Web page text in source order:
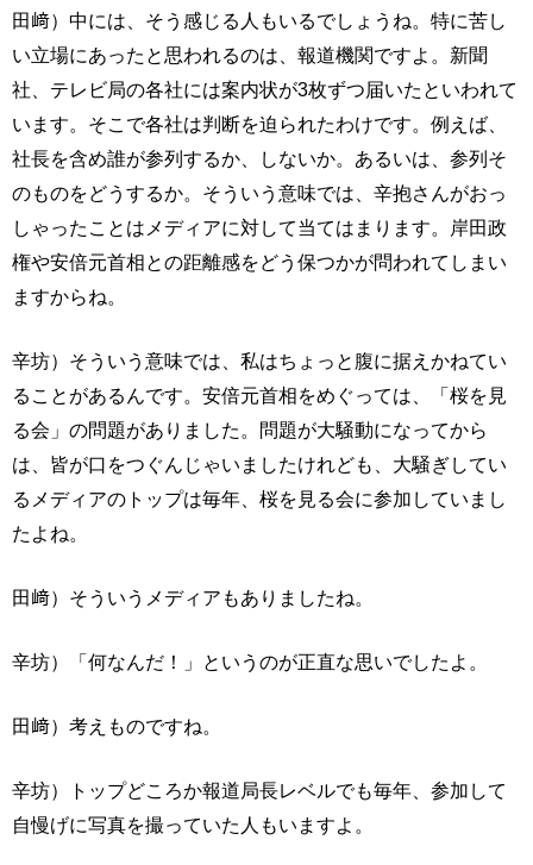
田﨑）中には、そう感じる人もいるでしょうね。特に苦し
い立場にあったと思われるのは、報道機関ですよ。新聞
社、テレビ局の各社には案内状が3枚ずつ届いたといわれて
います。そこで各社は判断を迫られたわけです。例えば、
社長を含め誰が参列するか、しないか。あるいは、参列そ
のものをどうするか。そういう意味では、辛抱さんがおっ
しゃったことはメディアに対して当てはまります。岸田政
権や安倍元首相との距離感をどう保つかが問われてしまい
ますからね。
辛坊）そういう意味では、私はちょっと腹に据えかねてい
ることがあるんです。安倍元首相をめぐっては、「桜を見
る会」の問題がありました。問題が大騒動になってから
は、皆が口をつぐんじゃいましたけれども、大騒ぎしてい
るメディアのトップは毎年、桜を見る会に参加していまし
たよね。
田﨑）そういうメディアもありましたね。
辛坊）「何なんだ！」というのが正直な思いでしたよ。
田﨑）考えものですね。
辛坊）トップどころか報道局長レベルでも毎年、参加して
自慢げに写真を撮っていた人もいますよ。